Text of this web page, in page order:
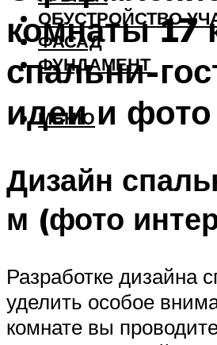
ОБУСТРОЙСТВО
ФАСАД
ФУНДАМЕНТ
МЕНЮ
комнаты 17
спальни-
идеи и фото
Дизайн
м (фото
Разработке дизайна
уделить особое
комнате вы